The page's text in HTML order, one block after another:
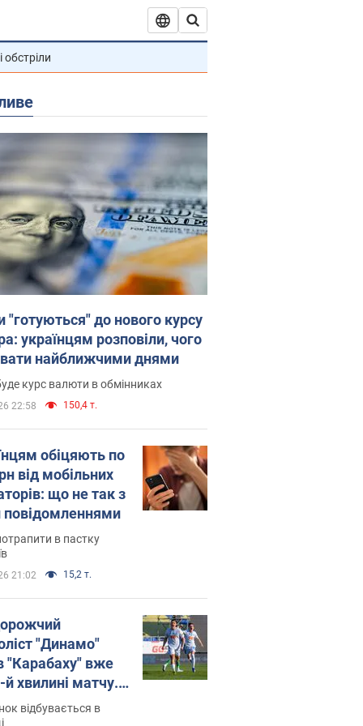
обстріли
"готуються" до нового курсу
українцям розповіли, чого
найближчими днями
курс валюти в обмінниках
22:58 150,4 т.
обіцяють по
від мобільних
що не так з
в пастку
21:02 15,2 т.
"Динамо"
"Карабаху" вже
й хвилині матчу.
відбувається в